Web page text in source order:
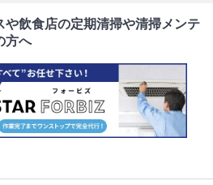
や飲食店の定期清掃や清掃メンテ
方へ